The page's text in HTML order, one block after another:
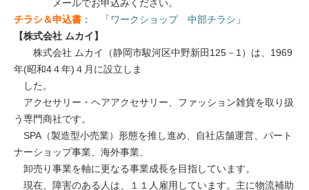
メールでお申込みください。
チラシ＆申込書 ： 「ワークショップ 中部チラシ 」
【株式会社 ムカイ】
株式会社 ムカイ（静岡市駿河区中野新田125－1）は、1969
年(昭和4４年)４月に設立しま
した。
アクセサリー・ヘアアクセサリー、ファッション雑貨を取り扱
う専門商社です。
SPA（製造型小売業）形態を推し進め、自社店舗運営、パート
ナーショップ事業、海外事業、
卸売り事業を軸に更なる事業成長を目指しています。
現在、障害のある人は、１１人雇用しています。主に物流補助